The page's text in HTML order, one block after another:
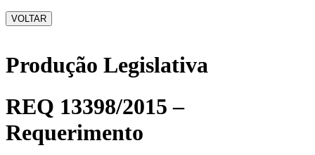
VOLTAR
Produção Legislativa
REQ 13398/2015 –
Requerimento